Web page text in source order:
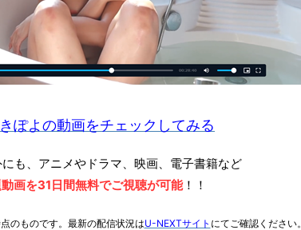
ぽよの動画をチェックしてみる
も、アニメやドラマ、映画、電子書籍など
画を31日間無料でご視聴が可能！！
のものです。最新の配信状況はU-NEXTサイト にてご確認ください。